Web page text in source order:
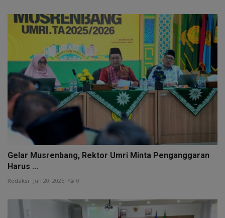
Gelar Musrenbang, Rektor Umri Minta Penganggaran
Harus ...
Redaksi Jun 20, 2025 0